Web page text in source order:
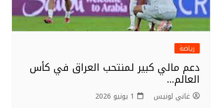
رياضة
دعم مالي كبير لمنتحب العراق في كأس
العالم…
غاني لونيس 1 يونيو 2026